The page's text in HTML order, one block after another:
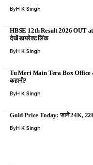
ByH K Singh
HBSE 12th Result 2026 OUT at
देखें डायरेक्ट लिंक
ByH K Singh
Tu Meri Main Tera Box Office &
कहानी?
ByH K Singh
Gold Price Today: जानें 24K,
ByH K Singh